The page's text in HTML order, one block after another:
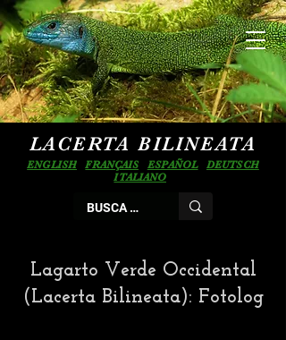
LACERTA BILINEATA
ENGLISH FRANÇAIS ESPAÑOL
DEUTSCH
ITALIANO
Lagarto Verde Occidental
(Lacerta Bilineata): Fotolog